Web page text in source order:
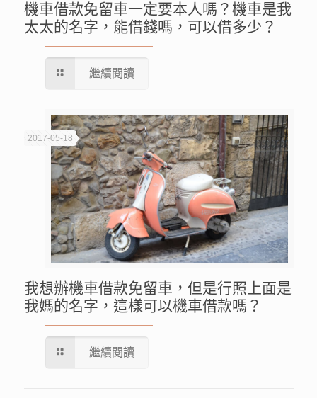
機車借款免留車一定要本人嗎？機車是我
太太的名字，能借錢嗎，可以借多少？
繼續閱讀
2017-05-18
我想辦機車借款免留車，但是行照上面是
我媽的名字，這樣可以機車借款嗎？
繼續閱讀